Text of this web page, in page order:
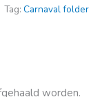
Tag: Carnaval folder
worden.